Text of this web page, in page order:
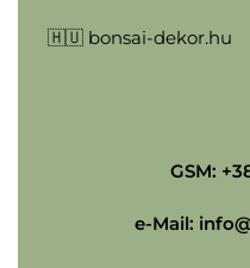
🇭🇺 bonsai-dekor.hu
GSM:
e-Mail: